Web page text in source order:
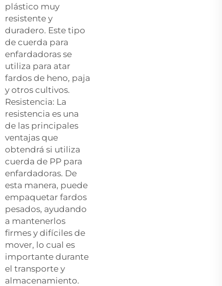
plástico muy
resistente y
duradero. Este tipo
de cuerda para
enfardadoras se
utiliza para atar
fardos de heno, paja
y otros cultivos.
Resistencia: La
resistencia es una
de las principales
ventajas que
obtendrá si utiliza
cuerda de PP para
enfardadoras. De
esta manera, puede
empaquetar fardos
pesados, ayudando
a mantenerlos
firmes y difíciles de
mover, lo cual es
importante durante
el transporte y
almacenamiento.